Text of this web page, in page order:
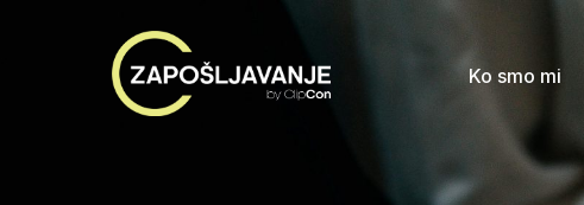
Ko smo mi